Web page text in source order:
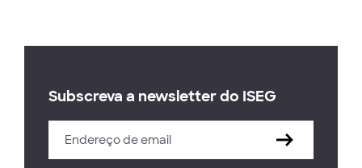
Subscreva a newsletter do ISEG